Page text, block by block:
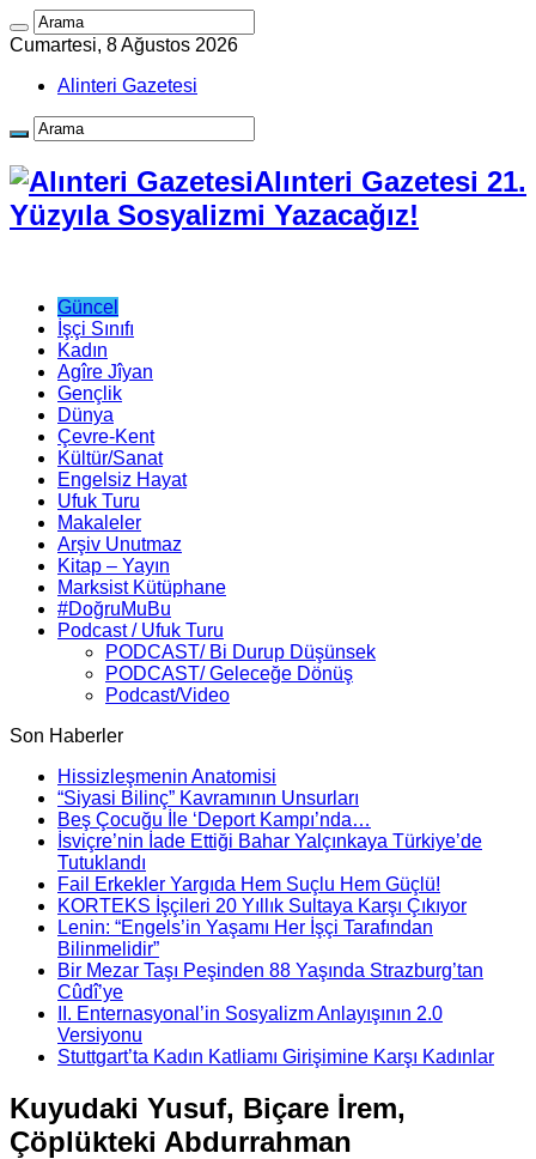
Cumartesi, 8 Ağustos 2026
Alinteri Gazetesi
Alınteri Gazetesi 21.
Yüzyıla Sosyalizmi Yazacağız!
Güncel
İşçi Sınıfı
Kadın
Agîre Jîyan
Gençlik
Dünya
Çevre-Kent
Kültür/Sanat
Engelsiz Hayat
Ufuk Turu
Makaleler
Arşiv Unutmaz
Kitap – Yayın
Marksist Kütüphane
#DoğruMuBu
Podcast / Ufuk Turu
PODCAST/ Bi Durup Düşünsek
PODCAST/ Geleceğe Dönüş
Podcast/Video
Son Haberler
Hissizleşmenin Anatomisi
“Siyasi Bilinç” Kavramının Unsurları
Beş Çocuğu İle ‘Deport Kampı’nda…
İsviçre’nin İade Ettiği Bahar Yalçınkaya Türkiye’de
Tutuklandı
Fail Erkekler Yargıda Hem Suçlu Hem Güçlü!
KORTEKS İşçileri 20 Yıllık Sultaya Karşı Çıkıyor
Lenin: “Engels’in Yaşamı Her İşçi Tarafından
Bilinmelidir”
Bir Mezar Taşı Peşinden 88 Yaşında Strazburg’tan
Cûdî’ye
II. Enternasyonal’in Sosyalizm Anlayışının 2.0
Versiyonu
Stuttgart’ta Kadın Katliamı Girişimine Karşı Kadınlar
Kuyudaki Yusuf, Biçare İrem,
Çöplükteki Abdurrahman